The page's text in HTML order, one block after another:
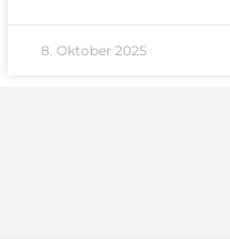
8. Oktober 2025